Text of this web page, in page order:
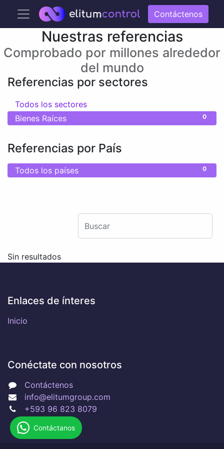
Contáctenos
Nuestras referencias
Comprobado por millones alrededor
del mundo
Referencias por sectores
Todos los sectores
0
Bienes Raíces
Referencias por País
0
Todos los países
Sin resultados
Enlaces de ínteres
Inicio
Conéctate con nosotros
Contáctenos
info@elitumgroup.com
+593 96 823 8079
Contáctanos